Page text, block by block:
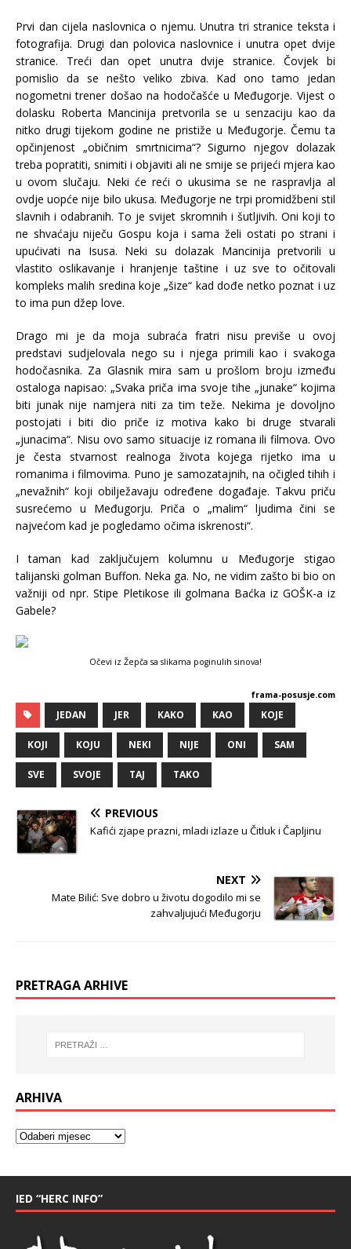
Prvi dan cijela naslovnica o njemu. Unutra tri stranice teksta i
fotografija. Drugi dan polovica naslovnice i unutra opet dvije
stranice. Treći dan opet unutra dvije stranice. Čovjek bi
pomislio da se nešto veliko zbiva. Kad ono tamo jedan
nogometni trener došao na hodočašće u Međugorje. Vijest o
dolasku Roberta Mancinija pretvorila se u senzaciju kao da
nitko drugi tijekom godine ne pristiže u Međugorje. Čemu ta
opčinjenost „običnim smrtnicima“? Sigurno njegov dolazak
treba popratiti, snimiti i objaviti ali ne smije se prijeći mjera kao
u ovom slučaju. Neki će reći o ukusima se ne raspravlja al
ovdje uopće nije bilo ukusa. Međugorje ne trpi promidžbeni stil
slavnih i odabranih. To je svijet skromnih i šutljivih. Oni koji to
ne shvaćaju niječu Gospu koja i sama želi ostati po strani i
upućivati na Isusa. Neki su dolazak Mancinija pretvorili u
vlastito oslikavanje i hranjenje taštine i uz sve to očitovali
kompleks malih sredina koje „šize“ kad dođe netko poznat i uz
to ima pun džep love.
Drago mi je da moja subraća fratri nisu previše u ovoj
predstavi sudjelovala nego su i njega primili kao i svakoga
hodočasnika. Za Glasnik mira sam u prošlom broju između
ostaloga napisao: „Svaka priča ima svoje tihe „junake“ kojima
biti junak nije namjera niti za tim teže. Nekima je dovoljno
postojati i biti dio priče iz motiva kako bi druge stvarali
„junacima“. Nisu ovo samo situacije iz romana ili filmova. Ovo
je česta stvarnost realnoga života kojega rijetko ima u
romanima i filmovima. Puno je samozatajnih, na očigled tihih i
„nevažnih“ koji obilježavaju određene događaje. Takvu priču
susrećemo u Međugorju. Priča o „malim“ ljudima čini se
najvećom kad je pogledamo očima iskrenosti“.
I taman kad zaključujem kolumnu u Međugorje stigao
talijanski golman Buffon. Neka ga. No, ne vidim zašto bi bio on
važniji od npr. Stipe Pletikose ili golmana Baćka iz GOŠK-a iz
Gabele?
Očevi iz Žepča sa slikama poginulih sinova!
frama-posusje.com
JEDAN JER KAKO KAO KOJE
KOJI KOJU NEKI NIJE ONI SAM
SVE SVOJE TAJ TAKO
PREVIOUS
Kafići zjape prazni, mladi izlaze u Čitluk i Čapljinu
NEXT
Mate Bilić: Sve dobro u životu dogodilo mi se
zahvaljujući Međugorju
PRETRAGA ARHIVE
ARHIVA
IED “HERC INFO”